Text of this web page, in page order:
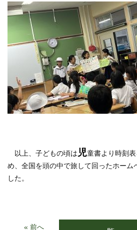
以上、子どもの頃は児童書より時刻
め、全国を頭の中で旅して回ったホーム
した。
« 前へ